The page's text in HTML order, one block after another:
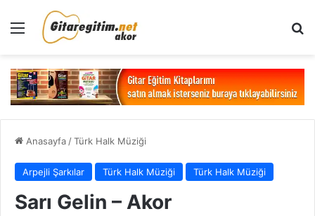
Menü
Anasayfa /Türk Halk Müziği
Arpejli Şarkılar Türk Halk Müziği Türk Halk Müziği
Sarı Gelin – Akor